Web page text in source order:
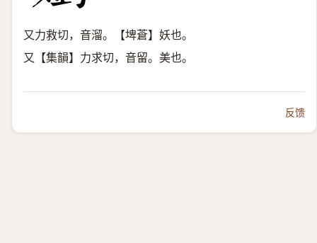
又力救切，音溜。【埤蒼】妖也。
又【集韻】力求切，音留。美也。
反馈